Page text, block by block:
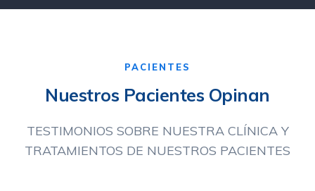
PACIENTES
Nuestros Pacientes Opinan
TESTIMONIOS SOBRE NUESTRA CLÍNICA Y
TRATAMIENTOS DE NUESTROS PACIENTES